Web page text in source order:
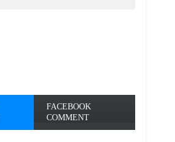
FACEBOOK
COMMENT